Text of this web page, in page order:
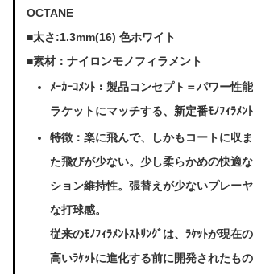
OCTANE
■太さ:1.3mm(16) 色ホワイト
■素材：ナイロンモノフィラメント
ﾒｰｶｰｺﾒﾝﾄ：製品コンセプト＝パワー性
ラケットにマッチする、新定番ﾓﾉﾌｨﾗﾒﾝﾄ
特徴：楽に飛んで、しかもコートに収
た飛びが少ない。少し柔らかめの快適
ション維持性。張替えが少ないプレー
な打球感。
従来のﾓﾉﾌｨﾗﾒﾝﾄｽﾄﾘﾝｸﾞは、ﾗｹｯﾄが現在
高いﾗｹｯﾄに進化する前に開発されたも